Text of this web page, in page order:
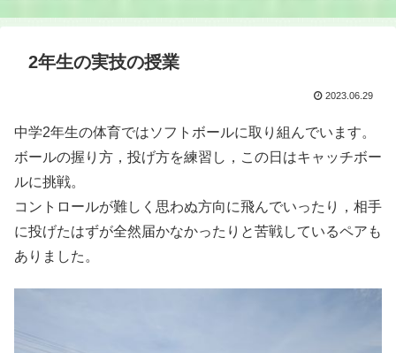
2年生の実技の授業
2023.06.29
中学2年生の体育ではソフトボールに取り組んでいます。
ボールの握り方，投げ方を練習し，この日はキャッチボー
ルに挑戦。
コントロールが難しく思わぬ方向に飛んでいったり，相手
に投げたはずが全然届かなかったりと苦戦しているペアも
ありました。